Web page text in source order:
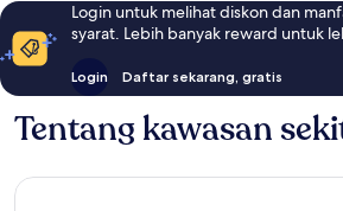
Login untuk melihat diskon dan
syarat. Lebih banyak reward untuk
Login Daftar sekarang, gratis
Tentang kawasan